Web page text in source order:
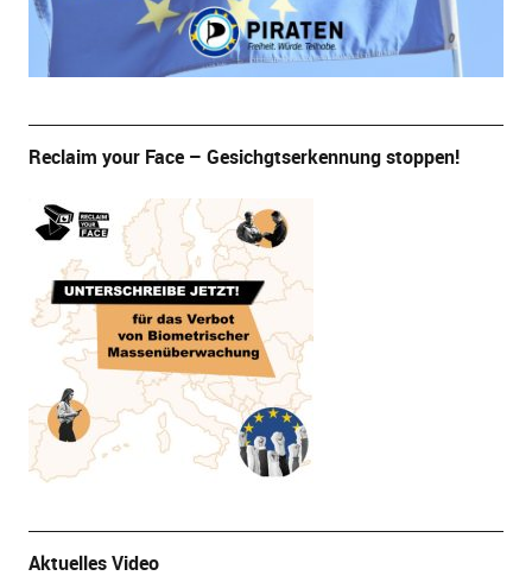
Reclaim your Face – Gesichgtserkennung stoppen!
Aktuelles Video